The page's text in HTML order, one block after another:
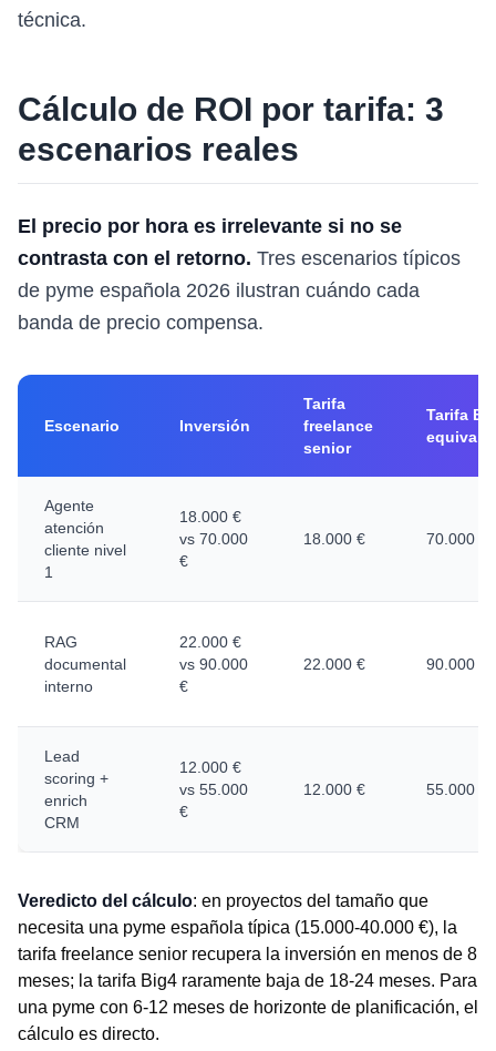
técnica.
Cálculo de ROI por tarifa: 3
escenarios reales
El precio por hora es irrelevante si no se
contrasta con el retorno. Tres escenarios típicos
de pyme española 2026 ilustran cuándo cada
banda de precio compensa.
Escenario Inversión
Tarifa
freelance
senior
Tarifa
Agente
atención
cliente nivel
1
18.000 €
vs 70.000
€
18.000 € 70.000 €
RAG
documental
interno
22.000 €
vs 90.000
€
22.000 € 90.000 €
Lead
scoring +
enrich
CRM
12.000 €
vs 55.000
€
12.000 € 55.000 €
Veredicto del cálculo: en proyectos del tamaño que
necesita una pyme española típica (15.000-40.000 €), la
tarifa freelance senior recupera la inversión en menos de 8
meses; la tarifa Big4 raramente baja de 18-24 meses. Para
una pyme con 6-12 meses de horizonte de planificación, el
cálculo es directo.